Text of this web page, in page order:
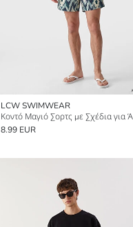
LCW SWIMWEAR
Κοντό Μαγιό Σορτς με Σχέδια για
8.99 EUR